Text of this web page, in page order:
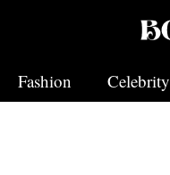
Fashion
Celebrity